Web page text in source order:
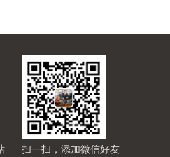
扫一扫，添加微信好友